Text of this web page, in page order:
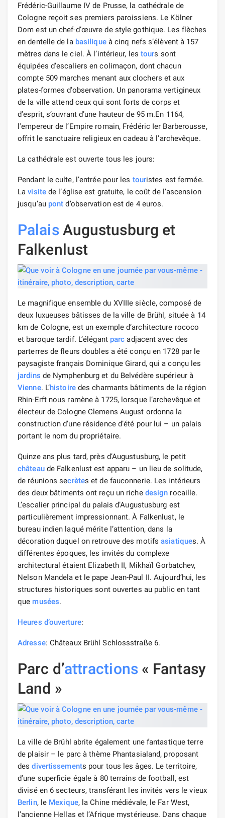
Frédéric-Guillaume IV de Prusse, la cathédrale de
Cologne reçoit ses premiers paroissiens. Le Kölner
Dom est un chef-d’œuvre de style gothique. Les flèches
en dentelle de la basiliqueà cinq nefs s’élèvent à 157
mètres dans le ciel. À l’intérieur, lestours sont
équipées d’escaliers en colimaçon, dont chacun
compte 509 marches menant aux clochers et aux
plates-formes d’observation. Un panorama vertigineux
de la ville attend ceux qui sont forts de corps et
d’esprit, s’ouvrant d’une hauteur de 95 m.En 1164,
l'empereur de l’Empire romain, Frédéric Ier Barberousse,
offrit le sanctuaire religieux en cadeau à l’archevêque.
La cathédrale est ouverte tous les jours:
Pendant le culte, l’entrée pour les touristes est fermée.
Lavisitede l’église est gratuite, le coût de l’ascension
jusqu’au pont d’observation est de 4 euros.
PalaisAugustusburg et
Falkenlust
Le magnifique ensemble du XVIIIe siècle, composé de
deux luxueuses bâtisses de la ville de Brühl, située à 14
km de Cologne, est un exemple d’architecture rococo
et baroque tardif. L’élégant parc adjacent avec des
parterres de fleurs doubles a été conçu en 1728 par le
paysagiste français Dominique Girard, qui a conçu les
jardins de Nymphenburg et du Belvédère supérieur à
Vienne. L’histoiredes charmants bâtiments de la région
Rhin-Erft nous ramène à 1725, lorsque l’archevêque et
électeur de Cologne Clemens August ordonna la
construction d’une résidence d’été pour lui – un palais
portant le nom du propriétaire.
Quinze ans plus tard, près d’Augustusburg, le petit
châteaude Falkenlust est apparu – un lieu de solitude,
de réunions secrètes et de fauconnerie. Les intérieurs
des deux bâtiments ont reçu un riche design rocaille.
L’escalier principal du palais d’Augustusburg est
particulièrement impressionnant. À Falkenlust, le
bureau indien laqué mérite l’attention, dans la
décoration duquel on retrouve des motifsasiatiques. À
différentes époques, les invités du complexe
architectural étaient Elizabeth II, Mikhaïl Gorbatchev,
Nelson Mandela et le pape Jean-Paul II. Aujourd’hui, les
structures historiques sont ouvertes au public en tant
que musées.
Heures d’ouverture:
Adresse: Châteaux Brühl Schlossstraße 6.
Parc d’attractions« Fantasy
Land »
La ville de Brühl abrite également une fantastique terre
de plaisir – le parc à thème Phantasialand, proposant
desdivertissements pour tous les âges. Le territoire,
d’une superficie égale à 80 terrains de football, est
divisé en 6 secteurs, transférant les invités vers le vieux
Berlin, le Mexique, la Chine médiévale, le Far West,
l’ancienne Hellas et l’Afrique mystérieuse. Dans chaque